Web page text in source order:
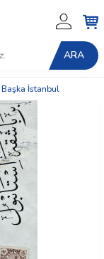
ARA
İstanbul